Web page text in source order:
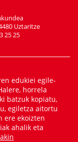
Uztaritze
25 25
edukiei egile-
horrela
batzuk kopiatu,
egiletza aitortu
ere ekoizten
ahalik eta